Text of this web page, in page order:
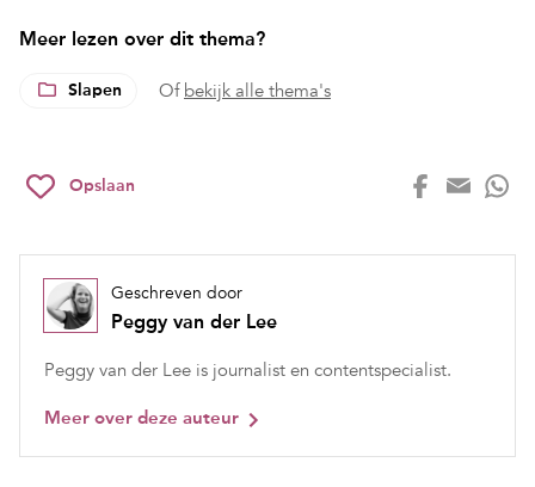
Meer lezen over dit thema?
Slapen Of bekijk alle thema's
Opslaan
Geschreven door
Peggy van der Lee
Peggy van der Lee is journalist en contentspecialist.
Meer over deze auteur